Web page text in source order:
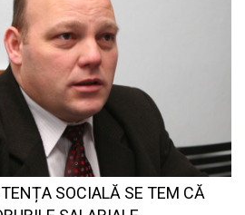
SOCIALĂ SE TEM CĂ